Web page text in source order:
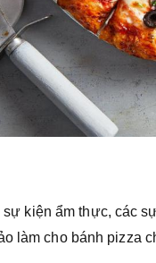
kiện ẩm thực, các
làm cho bánh pizza